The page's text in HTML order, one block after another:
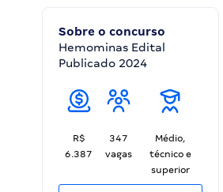
Sobre o concurso
Hemominas Edital
Publicado 2024
R$
6.387
347
vagas
Médio,
técnico e
superior